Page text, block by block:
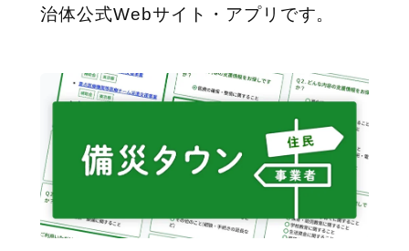
治体公式Webサイト・アプリです。